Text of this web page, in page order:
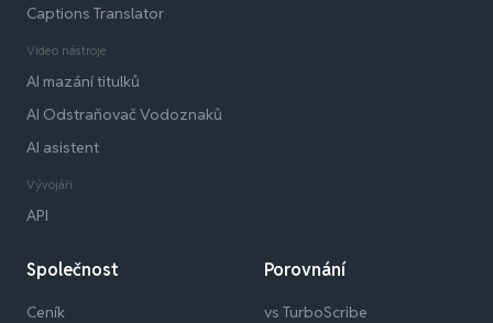
Captions Translator
Video nástroje
AI mazání titulků
AI Odstraňovač Vodoznaků
AI asistent
Vývojáři
API
Společnost
Ceník
Porovnání
vs TurboScribe